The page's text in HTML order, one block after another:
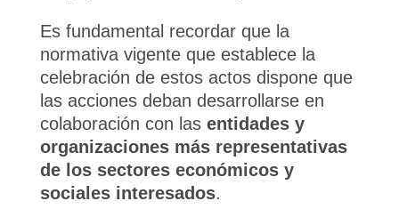
Es fundamental recordar que la
normativa vigente que establece la
celebración de estos actos dispone que
las acciones deban desarrollarse en
colaboración con las entidades y
organizaciones más representativas
de los sectores económicos y
sociales interesados.